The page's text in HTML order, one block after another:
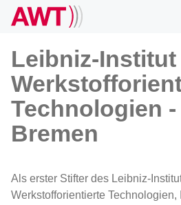
AWT
Netzwerk
Veranstaltungen
Leibniz-
Technologien -
Bremen
Als erster Stifter des Leibniz-
Werkstofforientierte Technologien,